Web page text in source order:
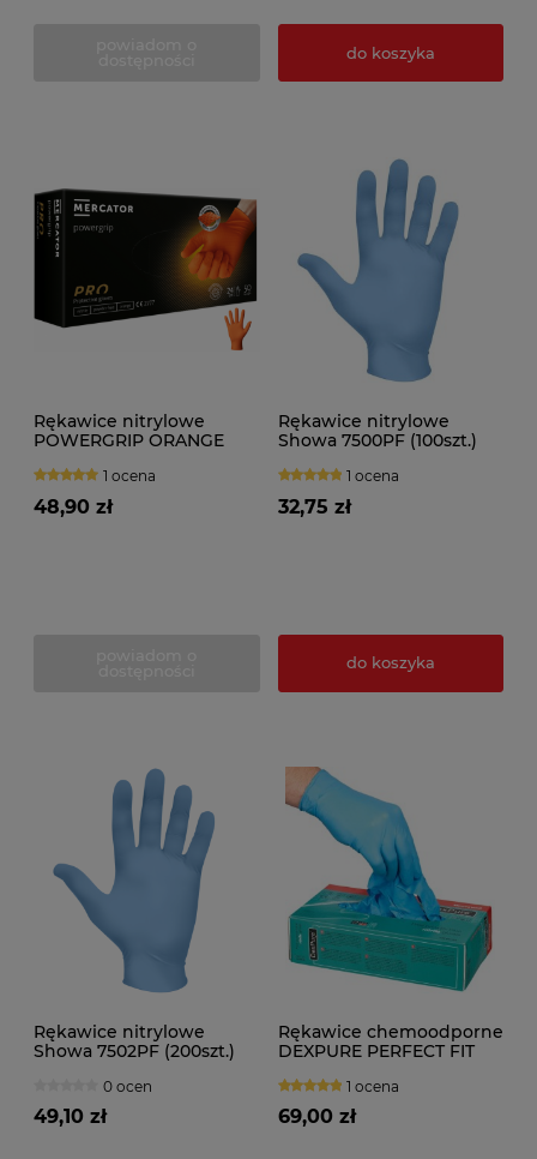
do koszyka
Rękawice nitrylowe
POWERGRIP ORANGE
1 ocena
48,90 zł
Rękawice nitrylowe
Showa 7500PF (100szt.)
1 ocena
32,75 zł
do koszyka
Rękawice nitrylowe
Showa 7502PF (200szt.)
0 ocen
49,10 zł
Rękawice chemoodporne
DEXPURE PERFECT FIT
1 ocena
69,00 zł